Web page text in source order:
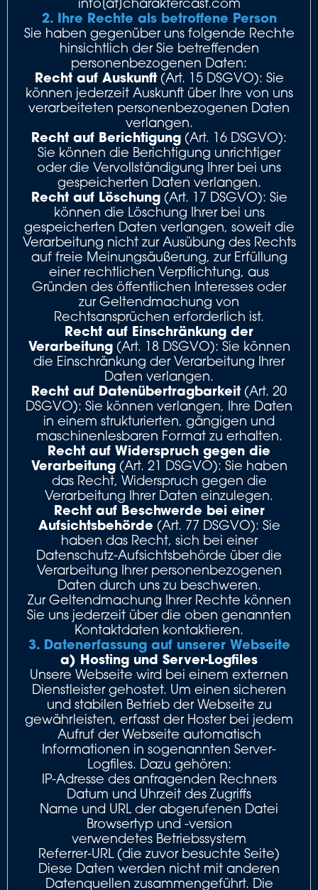
2. Ihre Rechte als betroffene Person
Sie haben gegenüber uns folgende Rechte
hinsichtlich der Sie betreffenden
personenbezogenen Daten:
Recht auf Auskunft(Art. 15 DSGVO): Sie
können jederzeit Auskunft über Ihre von uns
verarbeiteten personenbezogenen Daten
verlangen.
Recht auf Berichtigung (Art. 16 DSGVO):
Sie können die Berichtigung unrichtiger
oder die Vervollständigung Ihrer bei uns
gespeicherten Daten verlangen.
Recht auf Löschung(Art. 17 DSGVO): Sie
können die Löschung Ihrer bei uns
gespeicherten Daten verlangen, soweit die
Verarbeitung nicht zur Ausübung des Rechts
auf freie Meinungsäußerung, zur Erfüllung
einer rechtlichen Verpflichtung, aus
Gründen des öffentlichen Interesses oder
zur Geltendmachung von
Rechtsansprüchen erforderlich ist.
Recht auf Einschränkung der
Verarbeitung(Art. 18 DSGVO): Sie können
die Einschränkung der Verarbeitung Ihrer
Daten verlangen.
Recht auf Datenübertragbarkeit (Art. 20
DSGVO): Sie können verlangen, Ihre Daten
in einem strukturierten, gängigen und
maschinenlesbaren Format zu erhalten.
Recht auf Widerspruch gegen die
Verarbeitung(Art. 21 DSGVO): Sie haben
das Recht, Widerspruch gegen die
Verarbeitung Ihrer Daten einzulegen.
Recht auf Beschwerde bei einer
Aufsichtsbehörde (Art. 77 DSGVO): Sie
haben das Recht, sich bei einer
Datenschutz-Aufsichtsbehörde über die
Verarbeitung Ihrer personenbezogenen
Daten durch uns zu beschweren.
Zur Geltendmachung Ihrer Rechte können
Sie uns jederzeit über die oben genannten
Kontaktdaten kontaktieren.
3. Datenerfassung auf unserer Webseite
a) Hosting und Server-Logfiles
Unsere Webseite wird bei einem externen
Dienstleister gehostet. Um einen sicheren
und stabilen Betrieb der Webseite zu
gewährleisten, erfasst der Hoster bei jedem
Aufruf der Webseite automatisch
Informationen in sogenannten Server-
Logfiles. Dazu gehören:
IP-Adresse des anfragenden Rechners
Datum und Uhrzeit des Zugriffs
Name und URL der abgerufenen Datei
Browsertyp und -version
verwendetes Betriebssystem
Referrer-URL (die zuvor besuchte Seite)
Diese Daten werden nicht mit anderen
Datenquellen zusammengeführt. Die